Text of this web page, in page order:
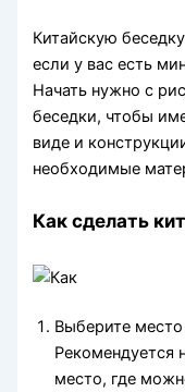
Китайскую
если у вас есть
Начать нужно с
беседки, чтобы
виде и
необходимые
Как сделать
Выберите
Рекомендуется
место, где